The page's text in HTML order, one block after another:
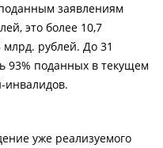
заявлениям
это более 10,7
рублей. До 31
93% поданных в текущем
инвалидов.
уже реализуемого